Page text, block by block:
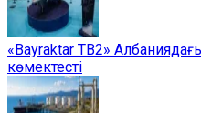
«Bayraktar TB2»
көмектесті